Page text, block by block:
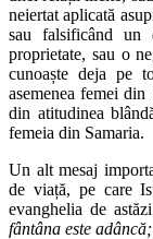
neiertat aplicată
sau falsificând un
proprietate, sau o
cunoaște deja pe
asemenea femei
din atitudinea
femeia din Samaria.
Un alt mesaj
de viață, pe care
evanghelia de
fântâna este